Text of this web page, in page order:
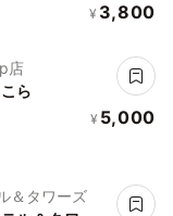
¥ 3,800
店
ら
¥ 5,000
＆タワーズ